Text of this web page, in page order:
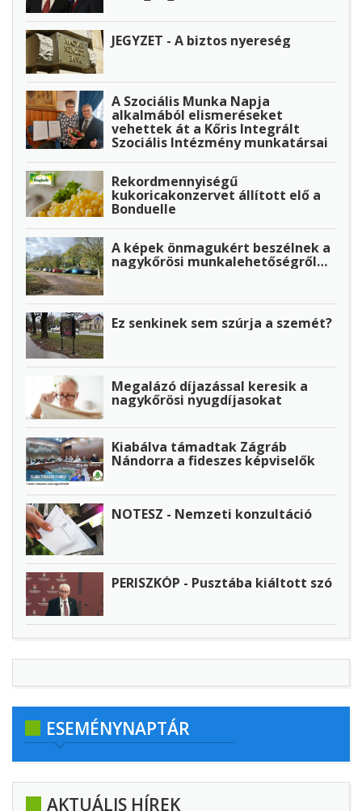
JEGYZET - A biztos nyereség
A Szociális Munka Napja
alkalmából elismeréseket
vehettek át a Kőris Integrált
Szociális Intézmény munkatársai
Rekordmennyiségű
kukoricakonzervet állított elő a
Bonduelle
A képek önmagukért beszélnek a
nagykőrösi munkalehetőségről…
Ez senkinek sem szúrja a szemét?
Megalázó díjazással keresik a
nagykőrösi nyugdíjasokat
Kiabálva támadtak Zágráb
Nándorra a fideszes képviselők
NOTESZ - Nemzeti konzultáció
PERISZKÓP - Pusztába kiáltott szó
ESEMÉNYNAPTÁR
AKTUÁLIS HÍREK